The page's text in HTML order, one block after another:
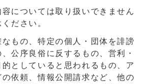
については取り扱いできません
ださい。
もの、特定の個人・団体を誹謗
公序良俗に反するもの、営利・
としていると思われるもの、ア
の依頼、情報公開請求など、他の